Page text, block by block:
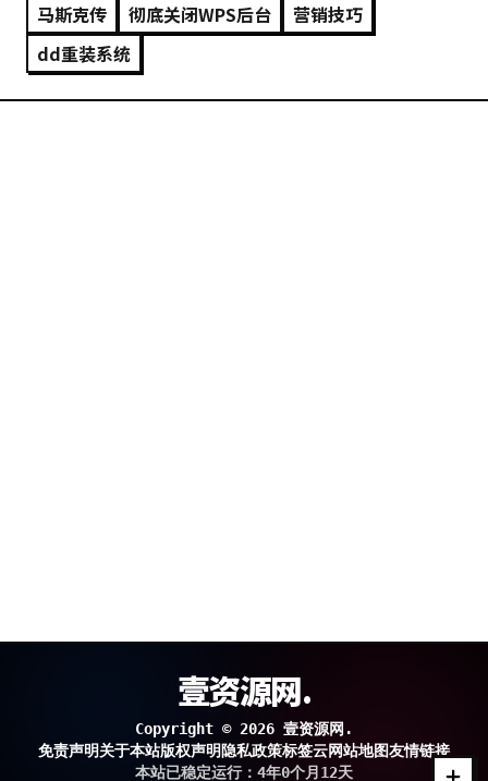
马斯克传
彻底关闭WPS后台
营销技巧
dd重装系统
壹资源网.
Copyright © 2026 壹资源网.
免责声明关于本站版权声明 隐私政策标签云网站地图友情链接
本站已稳定运行：4年0个月12天